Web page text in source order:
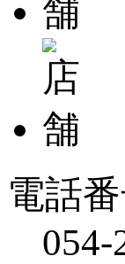
電話
054-